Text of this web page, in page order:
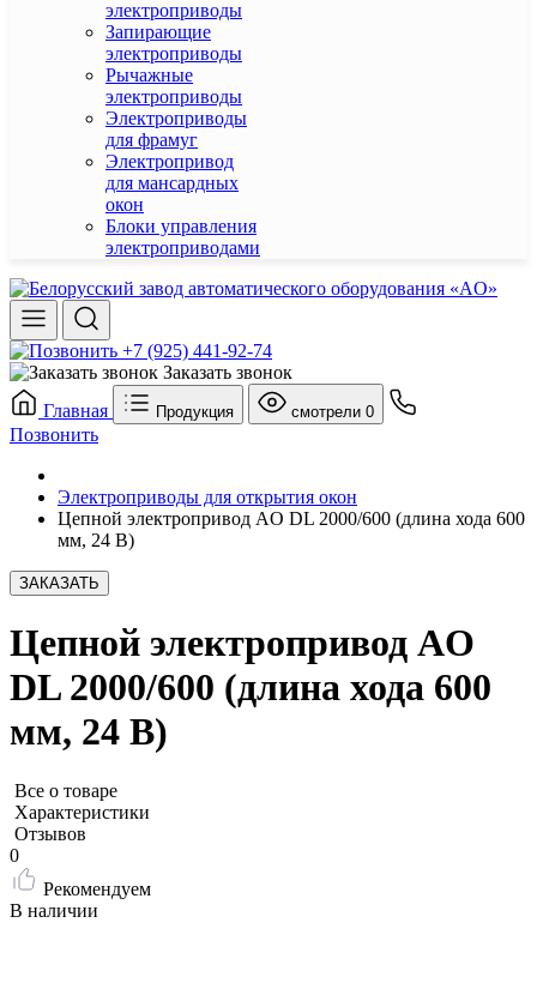
электроприводы
Запирающие
электроприводы
Рычажные
электроприводы
Электроприводы
для фрамуг
Электропривод
для мансардных
окон
Блоки управления
электроприводами
+7 (925) 441-92-74
Заказать звонок
Главная
Продукция смотрели 0
Позвонить
Электроприводы для открытия окон
Цепной электропривод AO DL 2000/600 (длина хода 600
мм, 24 В)
ЗАКАЗАТЬ
Цепной электропривод AO
DL 2000/600 (длина хода 600
мм, 24 В)
Все о товаре
Характеристики
Отзывов
0
Рекомендуем
В наличии